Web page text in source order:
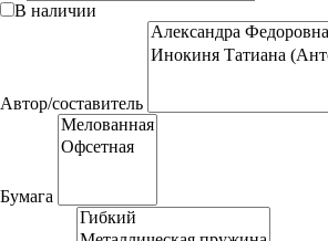
В наличии
Автор/составитель
Бумага